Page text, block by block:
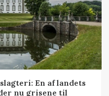
En af landets
nu grisene til